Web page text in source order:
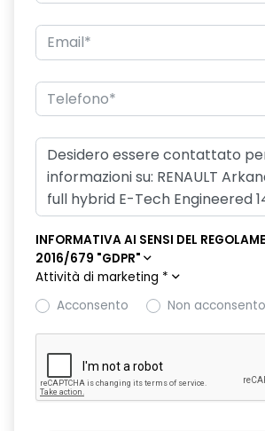
INFORMATIVA AI SENSI DEL
2016/679 "GDPR"
Attività di marketing *
Acconsento
Non acconsento